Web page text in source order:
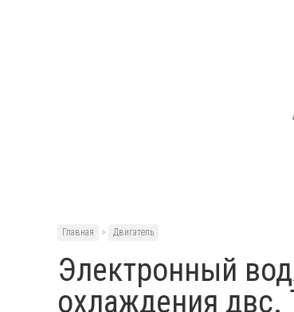
Главная > Двигатель
Электронный
охлаждения